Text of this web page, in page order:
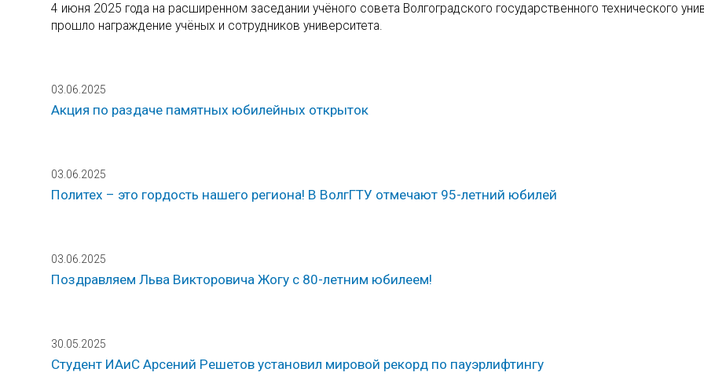
4 июня 2025 года на расширенном заседании учёного совета Волгоградского государственного технического
прошло награждение учёных и сотрудников университета.
03.06.2025
Акция по раздаче памятных юбилейных открыток
03.06.2025
Политех – это гордость нашего региона! В ВолгГТУ отмечают 95-летний юбилей
03.06.2025
Поздравляем Льва Викторовича Жогу с 80-летним юбилеем!
30.05.2025
Студент ИАиС Арсений Решетов установил мировой рекорд по пауэрлифтингу